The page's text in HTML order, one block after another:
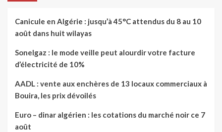
Canicule en Algérie : jusqu’à 45°C attendus du 8 au 10
août dans huit wilayas
Sonelgaz : le mode veille peut alourdir votre facture
d’électricité de 10%
AADL : vente aux enchères de 13 locaux commerciaux à
Bouira, les prix dévoilés
Euro – dinar algérien : les cotations du marché noir ce 7
août